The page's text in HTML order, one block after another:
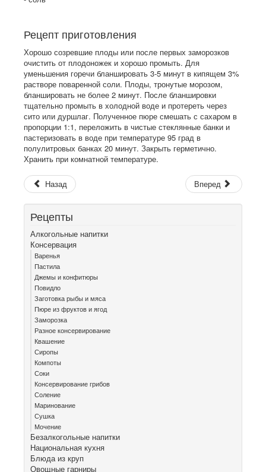
Рецепт приготовления
Хорошо созревшие плоды или после первых заморозков
очистить от плодоножек и хорошо промыть. Для
уменьшения горечи бланшировать 3-5 минут в кипящем 3%
растворе поваренной соли. Плоды, тронутые морозом,
бланшировать не более 2 минут. После бланшировки
тщательно промыть в холодной воде и протереть через
сито или дуршлаг. Полученное пюре смешать с сахаром в
пропорции 1:1, переложить в чистые стеклянные банки и
пастеризовать в воде при температуре 95 град в
полулитровых банках 20 минут. Закрыть герметично.
Хранить при комнатной температуре.
Назад Вперед
Рецепты
Алкогольные напитки
Консервация
Варенья
Пастила
Джемы и конфитюры
Повидло
Заготовка рыбы и мяса
Пюре из фруктов и ягод
Заморозка
Разное консервирование
Квашение
Сиропы
Компоты
Соки
Консервирование грибов
Соление
Маринование
Сушка
Мочение
Безалкогольные напитки
Национальная кухня
Блюда из круп
Овощные гарниры